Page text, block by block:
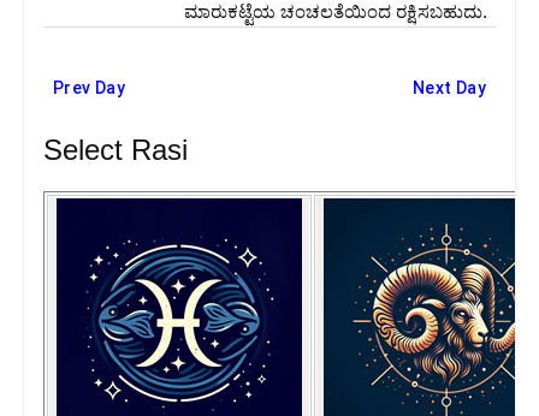
ಮಾರುಕಟ್ಟೆಯ ಚಂಚಲತೆಯಿಂದ ರಕ್ಷಿಸಬಹುದು.
Prev Day Next Day
Select Rasi